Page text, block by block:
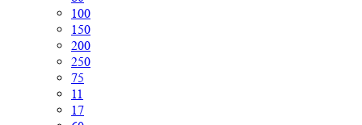
100
150
200
250
75
11
17